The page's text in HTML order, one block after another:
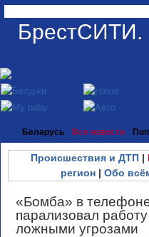
БрестСИТИ.
Беларусь Все новости
Происшествия и ДТП|
регион | Обо
«Бомба» в
парализовал
ложными угрозами